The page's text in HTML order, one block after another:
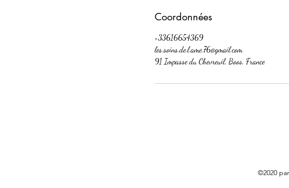
Coordonnées
+33616654369
les.soins.de.l.ame.76@gmail.com
91 Impasse du Chevreuil, Boos, France
©2020